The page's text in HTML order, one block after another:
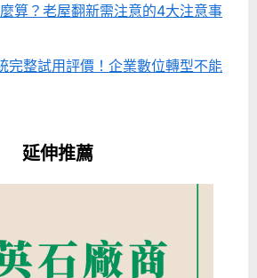
算？老屋翻新需注意的4大注意事
完整試用評價！企業數位轉型不能
延伸推薦